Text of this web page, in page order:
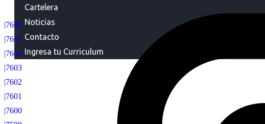
Cartelera
Noticias
Contacto
Ingresa tu Curriculum
|7606
|7605
|7604
|7603
|7602
|7601
|7600